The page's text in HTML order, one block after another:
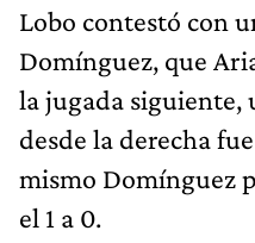
Lobo contestó con
Domínguez, que
la jugada siguiente,
desde la derecha
mismo Domínguez
el 1 a 0.